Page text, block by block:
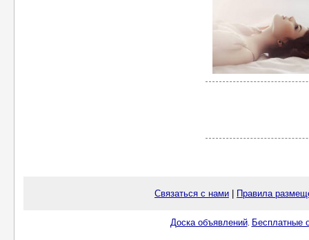
Связаться с нами Правила
Доска объявлений. Бесплатные